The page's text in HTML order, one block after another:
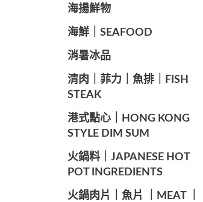
海揚鮮物
海鮮｜SEAFOOD
️消暑冰品
️清肉｜菲力｜魚排｜FISH
STEAK
️港式點心｜HONG KONG
STYLE DIM SUM
️火鍋料｜JAPANESE HOT
POT INGREDIENTS
️火鍋肉片｜魚片 ｜MEAT ｜